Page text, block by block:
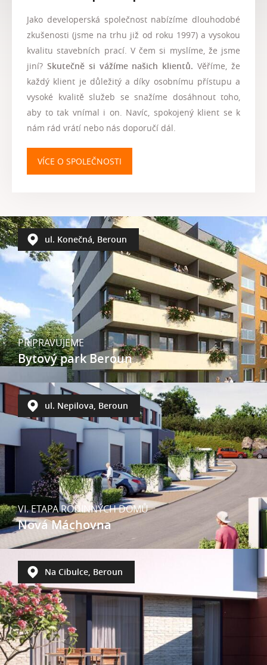
Jako developerská společnost nabízíme dlouhodobé
zkušenosti (jsme na trhu již od roku 1997) a vysokou
kvalitu stavebních prací. V čem si myslíme, že jsme
jiní? Skutečně si vážíme našich klientů.Věříme, že
každý klient je důležitý a díky osobnímu přístupu a
vysoké kvalitě služeb se snažíme dosáhnout toho,
aby to tak vnímal i on. Navíc, spokojený klient se k
nám rád vrátí nebo nás doporučí dál.
VÍCE O SPOLEČNOSTI
PŘIPRAVUJEME
Bytový park Beroun
ul. Konečná, Beroun
VI. ETAPA RODINNÝCH DOMŮ
Nová Máchovna
ul. Nepilova, Beroun
Na Cibulce, Beroun